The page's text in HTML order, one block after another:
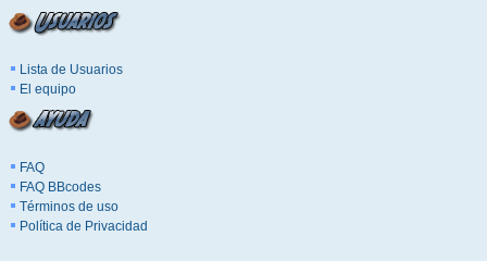
Lista de Usuarios
El equipo
FAQ
FAQ BBcodes
Términos de uso
Política de Privacidad